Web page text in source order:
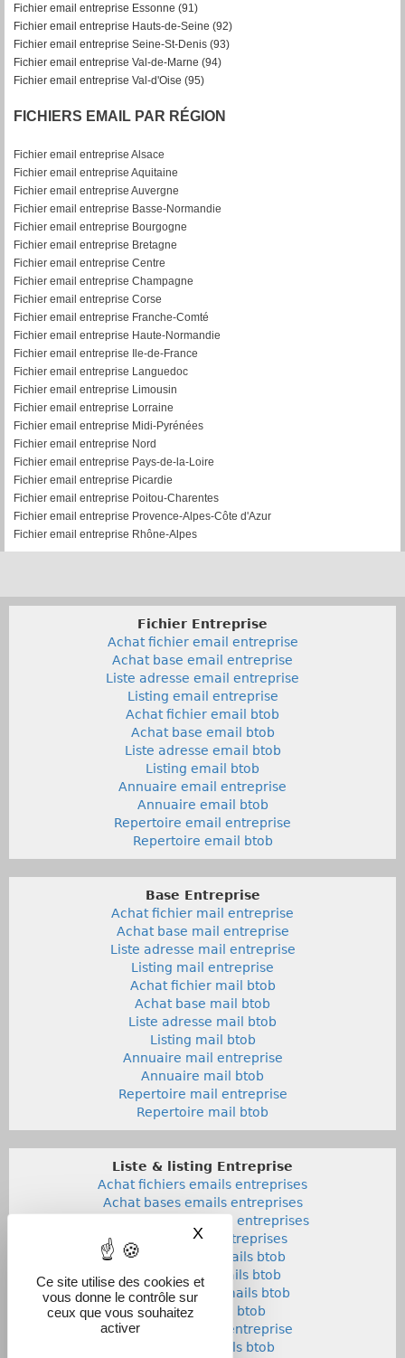
Ce site utilise des cookies et
vous donne le contrôle sur
ceux que vous souhaitez
activer
X Masquer le bandeau des
Fichier email entreprise Essonne (91)
Fichier email entreprise Hauts-de-Seine (92)
Fichier email entreprise Seine-St-Denis (93)
Fichier email entreprise Val-de-Marne (94)
Fichier email entreprise Val-d'Oise (95)
FICHIERS EMAIL PAR RÉGION
Fichier email entreprise Alsace
Fichier email entreprise Aquitaine
Fichier email entreprise Auvergne
Fichier email entreprise Basse-Normandie
Fichier email entreprise Bourgogne
Fichier email entreprise Bretagne
Fichier email entreprise Centre
Fichier email entreprise Champagne
Fichier email entreprise Corse
Fichier email entreprise Franche-Comté
Fichier email entreprise Haute-Normandie
Fichier email entreprise Ile-de-France
Fichier email entreprise Languedoc
Fichier email entreprise Limousin
Fichier email entreprise Lorraine
Fichier email entreprise Midi-Pyrénées
Fichier email entreprise Nord
Fichier email entreprise Pays-de-la-Loire
Fichier email entreprise Picardie
Fichier email entreprise Poitou-Charentes
Fichier email entreprise Provence-Alpes-Côte d'Azur
Fichier email entreprise Rhône-Alpes
Fichier Entreprise
Achat fichier email entreprise
Achat base email entreprise
Liste adresse email entreprise
Listing email entreprise
Achat fichier email btob
Achat base email btob
Liste adresse email btob
Listing email btob
Annuaire email entreprise
Annuaire email btob
Repertoire email entreprise
Repertoire email btob
Base Entreprise
Achat fichier mail entreprise
Achat base mail entreprise
Liste adresse mail entreprise
Listing mail entreprise
Achat fichier mail btob
Achat base mail btob
Liste adresse mail btob
Listing mail btob
Annuaire mail entreprise
Annuaire mail btob
Repertoire mail entreprise
Repertoire mail btob
Liste & listing Entreprise
Achat fichiers emails entreprises
Achat bases emails entreprises
Liste adresses emails entreprises
Listings emails entreprises
Achat fichiers emails btob
Achat bases emails btob
Listes adresses emails btob
Listings emails btob
Annuaires emails entreprise
Annuaires emails btob